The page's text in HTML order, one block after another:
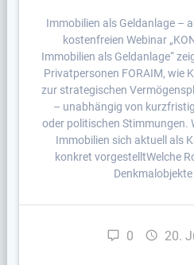
Immobilien als Geldanlage –
kostenfreien Webinar
Immobilien als Geldanlage“
Privatpersonen FORAIM, wie
zur strategischen
– unabhängig von
oder politischen Stimmungen.
Immobilien sich aktuell als
konkret vorgestelltWelche
0 20.